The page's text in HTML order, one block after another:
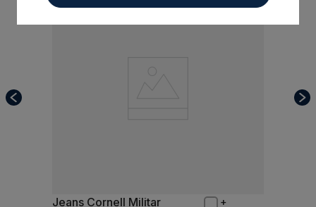
44
Jeans Cornell Militar